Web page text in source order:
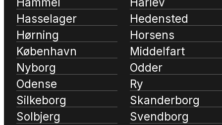
Hasselager
Hedensted
Hørning
Horsens
København
Middelfart
Nyborg
Odder
Odense
Ry
Silkeborg
Skanderborg
Solbjerg
Svendborg